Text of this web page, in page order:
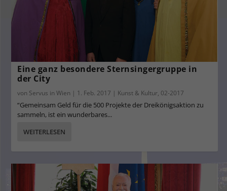
Eine ganz besondere Sternsingergruppe in
der City
von Servus in Wien | 1. Feb. 2017 | Kunst & Kultur, 02-2017
“Gemeinsam Geld für die 500 Projekte der Dreikönigsaktion zu
sammeln, ist ein wunderbares...
WEITERLESEN